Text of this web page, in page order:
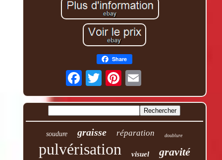
Share
soudure graisse réparation doublure
pulvérisation visuel gravité